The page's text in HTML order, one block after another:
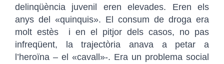
delinqüència juvenil eren elevades. Eren els
anys del «quinquis». El consum de droga era
molt estès i en el pitjor dels casos, no pas
infreqüent, la trajectòria anava a petar a
l’heroïna – el «cavall»-. Era un problema social